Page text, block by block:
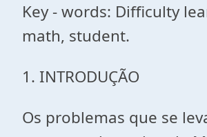
Key - words: Difficulty
math, student.
1. INTRODUÇÃO
Os problemas que se